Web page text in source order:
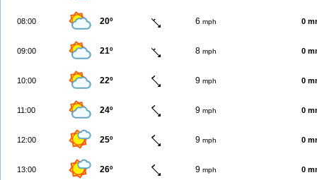
08:00 20º 6 mph 0
09:00 21º 8 mph 0
10:00 22º 9 mph 0
11:00 24º 9 mph 0
12:00 25º 9 mph 0
13:00 26º 9 mph 0